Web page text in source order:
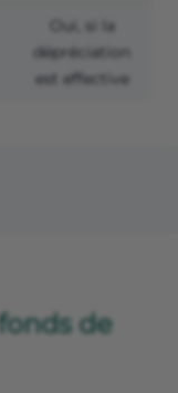
Oui, si la
dépréciation
est effective
de